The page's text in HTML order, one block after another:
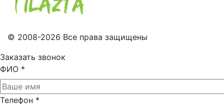
© 2008-2026 Все права защищены
Заказать звонок
ФИО *
Телефон *